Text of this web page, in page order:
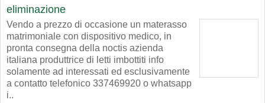
eliminazione
Vendo a prezzo di occasione un materasso
matrimoniale con dispositivo medico, in
pronta consegna della noctis azienda
italiana produttrice di letti imbottiti info
solamente ad interessati ed esclusivamente
a contatto telefonico 337469920 o whatsapp
i..